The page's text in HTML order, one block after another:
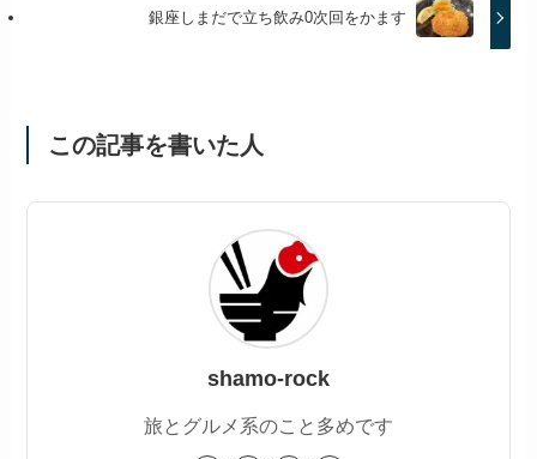
銀座しまだで立ち飲み0次回をかます
この記事を書いた人
shamo-rock
旅とグルメ系のこと多めです